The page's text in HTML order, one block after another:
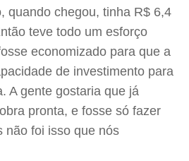
quando chegou, tinha R$ 6,4
teve todo um esforço
economizado para que a
de investimento para
A gente gostaria que já
pronta, e fosse só fazer
não foi isso que nós